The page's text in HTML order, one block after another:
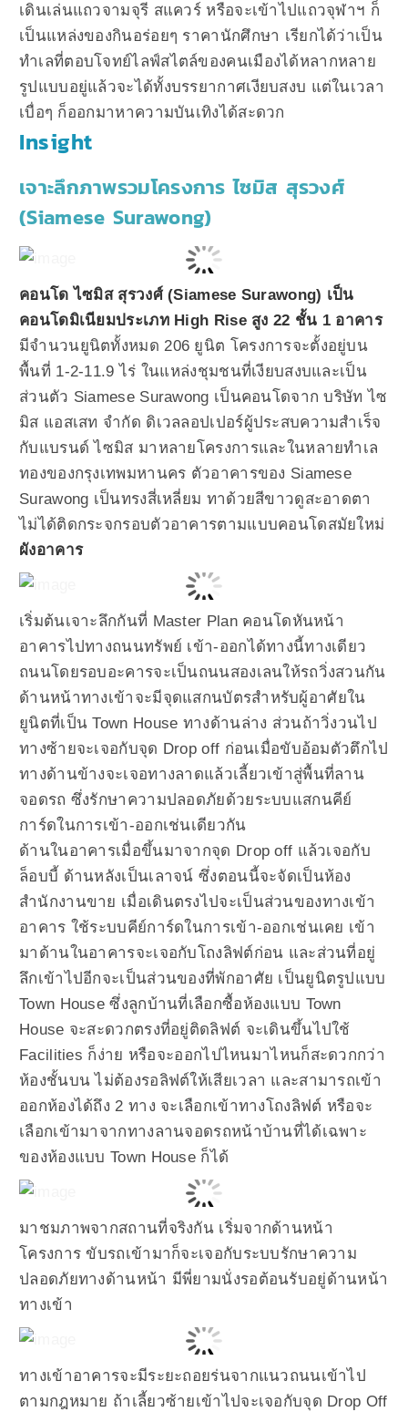
เดินเล่นแถวจามจุรี สแควร์ หรือจะเข้าไปแถวจุฬาฯ ก็
เป็นแหล่งของกินอร่อยๆ ราคานักศึกษา เรียกได้ว่าเป็น
ทำเลที่ตอบโจทย์ไลฟ์สไตล์ของคนเมืองได้หลากหลาย
รูปแบบอยู่แล้วจะได้ทั้งบรรยากาศเงียบสงบ แต่ในเวลา
เบื่อๆ ก็ออกมาหาความบันเทิงได้สะดวก
Insight
เจาะลึกภาพรวมโครงการ ไซมิส สุรวงศ์
(Siamese Surawong)
คอนโด ไซมิส สุรวงศ์ (Siamese Surawong) เป็น
คอนโดมิเนียมประเภท High Rise สูง 22 ชั้น 1 อาคาร
มีจำนวนยูนิตทั้งหมด 206 ยูนิต โครงการจะตั้งอยู่บน
พื้นที่ 1-2-11.9 ไร่ ในแหล่งชุมชนที่เงียบสงบและเป็น
ส่วนตัว Siamese Surawong เป็นคอนโดจาก บริษัท ไซ
มิส แอสเสท จำกัด ดิเวลลอปเปอร์ผู้ประสบความสำเร็จ
กับแบรนด์ ไซมิส มาหลายโครงการและในหลายทำเล
ทองของกรุงเทพมหานคร ตัวอาคารของ Siamese
Surawong เป็นทรงสี่เหลี่ยม ทาด้วยสีขาวดูสะอาดตา
ไม่ได้ติดกระจกรอบตัวอาคารตามแบบคอนโดสมัยใหม่
ผังอาคาร
เริ่มต้นเจาะลึกกันที่ Master Plan คอนโดหันหน้า
อาคารไปทางถนนทรัพย์ เข้า-ออกได้ทางนี้ทางเดียว
ถนนโดยรอบอะคารจะเป็นถนนสองเลนให้รถวิ่งสวนกัน
ด้านหน้าทางเข้าจะมีจุดแสกนบัตรสำหรับผู้อาศัยใน
ยูนิตที่เป็น Town House ทางด้านล่าง ส่วนถ้าวิ่งวนไป
ทางซ้ายจะเจอกับจุด Drop off ก่อนเมื่อขับอ้อมตัวตึกไป
ทางด้านข้างจะเจอทางลาดแล้วเลี้ยวเข้าสู่พื้นที่ลาน
จอดรถ ซึ่งรักษาความปลอดภัยด้วยระบบแสกนคีย์
การ์ดในการเข้า-ออกเช่นเดียวกัน
ด้านในอาคารเมื่อขึ้นมาจากจุด Drop off แล้วเจอกับ
ล็อบบี้ ด้านหลังเป็นเลาจน์ ซึ่งตอนนี้จะจัดเป็นห้อง
สำนักงานขาย เมื่อเดินตรงไปจะเป็นส่วนของทางเข้า
อาคาร ใช้ระบบคีย์การ์ดในการเข้า-ออกเช่นเคย เข้า
มาด้านในอาคารจะเจอกับโถงลิฟต์ก่อน และส่วนที่อยู่
ลึกเข้าไปอีกจะเป็นส่วนของที่พักอาศัย เป็นยูนิตรูปแบบ
Town House ซึ่งลูกบ้านที่เลือกซื้อห้องแบบ Town
House จะสะดวกตรงที่อยู่ติดลิฟต์ จะเดินขึ้นไปใช้
Facilities ก็ง่าย หรือจะออกไปไหนมาไหนก็สะดวกกว่า
ห้องชั้นบน ไม่ต้องรอลิฟต์ให้เสียเวลา และสามารถเข้า
ออกห้องได้ถึง 2 ทาง จะเลือกเข้าทางโถงลิฟต์ หรือจะ
เลือกเข้ามาจากทางลานจอดรถหน้าบ้านที่ได้เฉพาะ
ของห้องแบบ Town House ก็ได้
มาชมภาพจากสถานที่จริงกัน เริ่มจากด้านหน้า
โครงการ ขับรถเข้ามาก็จะเจอกับระบบรักษาความ
ปลอดภัยทางด้านหน้า มีพี่ยามนั่งรอต้อนรับอยู่ด้านหน้า
ทางเข้า
ทางเข้าอาคารจะมีระยะถอยร่นจากแนวถนนเข้าไป
ตามกฎหมาย ถ้าเลี้ยวซ้ายเข้าไปจะเจอกับจุด Drop Off